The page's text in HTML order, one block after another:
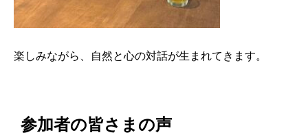
楽しみながら、自然と心の対話が生まれてきます。
参加者の皆さまの声